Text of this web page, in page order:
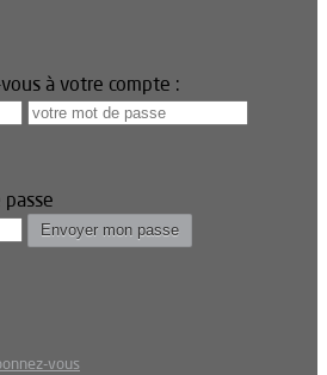
à votre compte :
vous